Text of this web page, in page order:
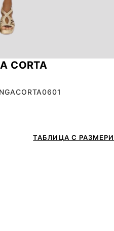
CORTA
ТАБЛИЦА С РАЗМЕРИ